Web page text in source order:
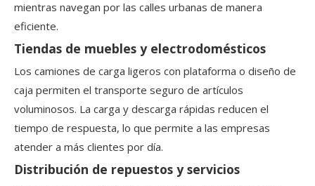
mientras navegan por las calles urbanas de manera
eficiente.
Tiendas de muebles y electrodomésticos
Los camiones de carga ligeros con plataforma o diseño de
caja permiten el transporte seguro de artículos
voluminosos. La carga y descarga rápidas reducen el
tiempo de respuesta, lo que permite a las empresas
atender a más clientes por día.
Distribución de repuestos y servicios